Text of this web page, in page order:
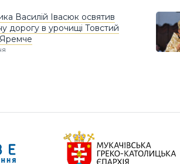
Василій Івасюк освятив
дорогу в урочищі Товстий